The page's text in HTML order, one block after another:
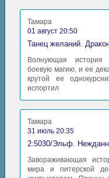
Тамара
01 август 20:50
Танец желаний.
Волнующая история
боевую магию, и ее
крутой ее
испортил
Тамара
31 июль 20:35
2:5030/Эльф.
Завораживающая
мира и питерской